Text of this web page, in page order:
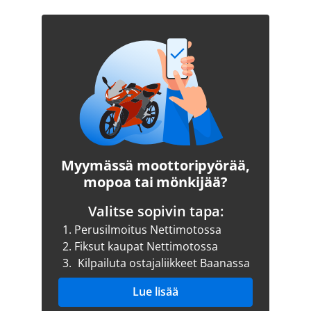
Myymässä moottoripyörää,
mopoa tai mönkijää?
Valitse sopivin tapa:
1. Perusilmoitus Nettimotossa
2. Fiksut kaupat Nettimotossa
3. Kilpailuta ostajaliikkeet Baanassa
Lue lisää